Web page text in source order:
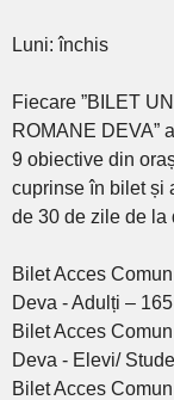
Luni: închis
Fiecare ”BILET
ROMANE DEVA”
9 obiective din
cuprinse în bilet și
de 30 de zile de la
Bilet Acces
Deva - Adulți –
Bilet Acces
Deva - Elevi/
Bilet Acces